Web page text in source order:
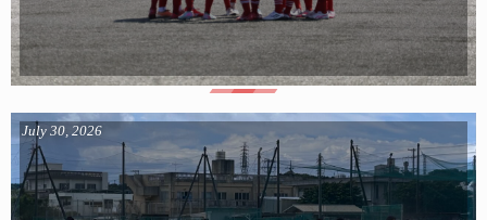
July 30 2026